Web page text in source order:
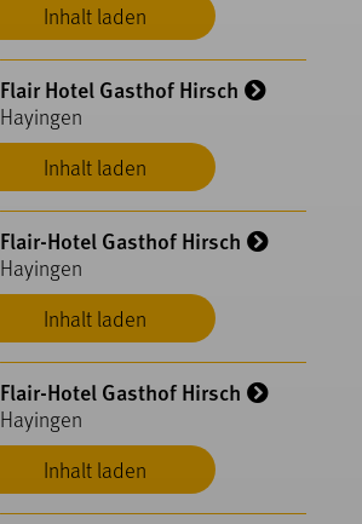
Inhalt laden
Inhalt laden
Flair Hotel Gasthof Hirsch
Hayingen
Inhalt laden
Flair-Hotel Gasthof Hirsch
Hayingen
Inhalt laden
Flair-Hotel Gasthof Hirsch
Hayingen